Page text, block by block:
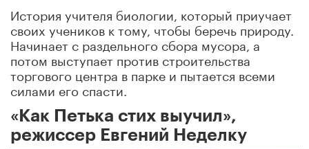
История учителя биологии, который приучает
своих учеников к тому, чтобы беречь природу.
Начинает с раздельного сбора мусора, а
потом выступает против строительства
торгового центра в парке и пытается всеми
силами его спасти.
«Как Петька стих выучил»,
режиссер Евгений Неделку